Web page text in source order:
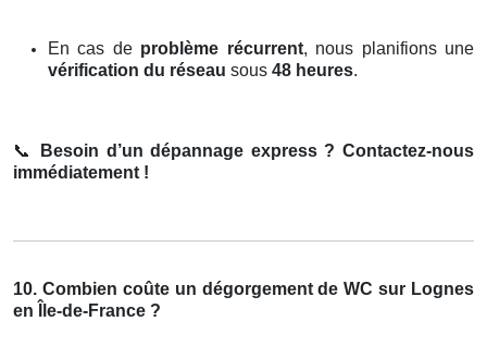
En cas de problème récurrent, nous planifions une
vérification du réseau sous 48 heures.
📞
Besoin d’un dépannage express ? Contactez-nous
immédiatement !
10. Combien coûte un dégorgement de WC sur Lognes
en Île-de-France ?